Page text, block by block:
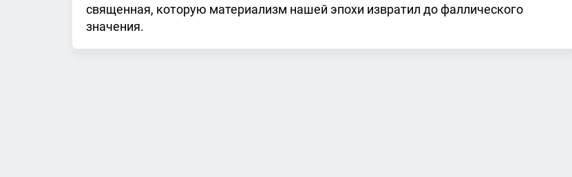
священная, которую материализм нашей эпохи извратил до фаллического
значения.